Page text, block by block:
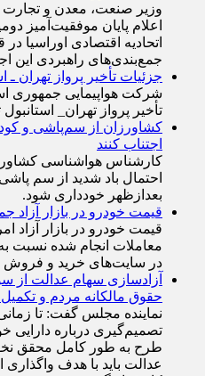
وزیر صنعت، معدن و
اعلام پایان موفقیت‌آمیز
اتحادیه اقتصادی اوراسیا
جمع‌بندی‌های راهبردی این
جزئیات تأخیر پرواز تهران ـ
شرکت هواپیمایی جمهوری
تأخیر پرواز تهران_
کشاورزان از سم‌پاشی و
اجتناب کنند
کارشناس هواشناسی
احتمال باد شدید از سم
بعدازظهر خودداری شود.
قیمت خودرو در بازار آزاد جمعه ۱۶
معاملات انجام شده نسبت
در سایت‌های خرید و فروش
آزادسازی سهام عدالت از
حقوق مالکانه مردم و
نماینده مجلس گفت: تا
تصمیم‌گیری درباره دارایی
طرح به طور کامل محقق
عدالت باید با هدف واگذاری